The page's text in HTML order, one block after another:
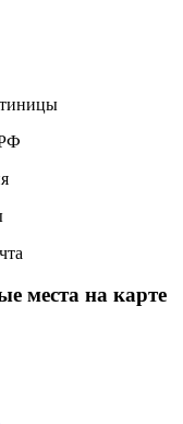
места на карте